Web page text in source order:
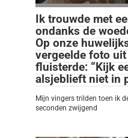
Ik trouwde met
ondanks de
Op onze
vergeelde foto
fluisterde: “Kijk
alsjeblieft niet in
Mijn vingers trilden toen ik
seconden zwijgend